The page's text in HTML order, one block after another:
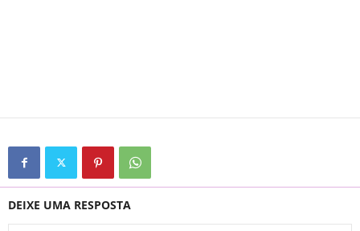
DEIXE UMA RESPOSTA